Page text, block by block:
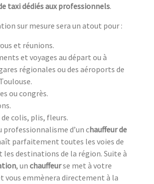
taxi dédiés aux professionnels.
sur mesure sera un atout pour :
et réunions.
et voyages au départ ou à
régionales ou des aéroports de
ou congrès.
colis, plis, fleurs.
professionnalisme d’un chauffeur de
parfaitement toutes les voies de
destinations de la région. Suite à
, un chauffeurse met à votre
vous emmènera directement à la